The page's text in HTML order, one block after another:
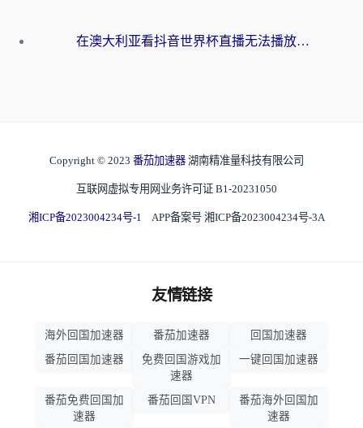
在澳大利亚看抖音世界杯直播无法播放？海外党体育观赛终极指南来了！
Copyright © 2023 番茄加速器 湖南精准量科技有限公司
互联网虚拟专用网业务许可证 B1-20231050
湘ICP备2023004234号-1 APP备案号 湘ICP备2023004234号-3A
友情链接
海外回国加速器 番茄加速器
回国加速器
番茄回国加速器
免费回国游戏加
速器
一键回国加速器
番茄免费回国加
速器
番茄回国VPN
番茄海外回国加
速器